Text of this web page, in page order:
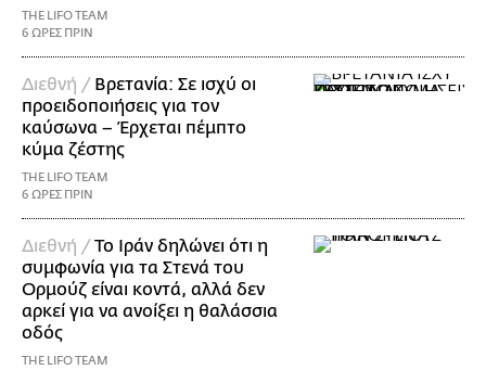
THE LIFO TEAM
6 ΩΡΕΣ ΠΡΙΝ
Διεθνή / Βρετανία: Σε ισχύ οι
προειδοποιήσεις για τον
καύσωνα – Έρχεται πέμπτο
κύμα ζέστης
THE LIFO TEAM
6 ΩΡΕΣ ΠΡΙΝ
Διεθνή /Το Ιράν δηλώνει ότι η
συμφωνία για τα Στενά του
Ορμούζ είναι κοντά, αλλά δεν
αρκεί για να ανοίξει η θαλάσσια
οδός
THE LIFO TEAM